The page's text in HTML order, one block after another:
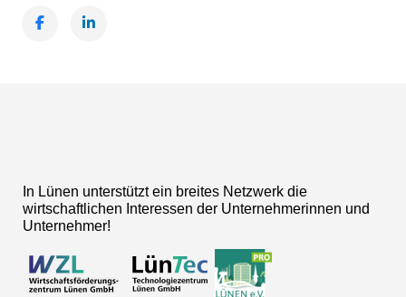
In Lünen unterstützt ein breites Netzwerk die
wirtschaftlichen Interessen der Unternehmerinnen und
Unternehmer!